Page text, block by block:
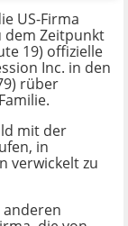
US-Firma
dem Zeitpunkt
19) offizielle
Inc. in den
rüber
mit der
in
verwickelt zu
anderen